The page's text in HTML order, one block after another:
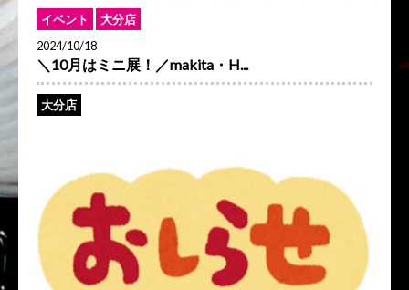
イベント
大分店
2024/10/18
＼10月はミニ展！／makita・H...
大分店